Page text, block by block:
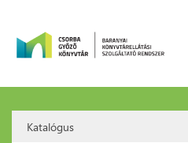
Option: